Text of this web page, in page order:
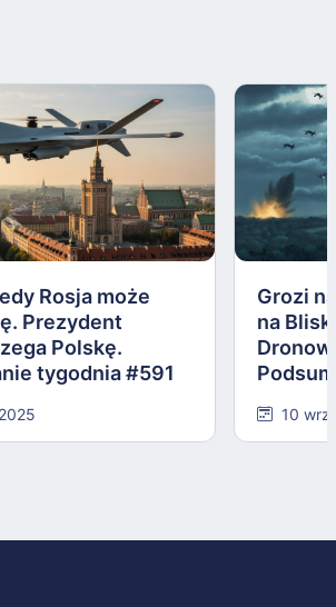
Rosja może
Prezydent
Polskę.
tygodnia #591
Grozi
na
10